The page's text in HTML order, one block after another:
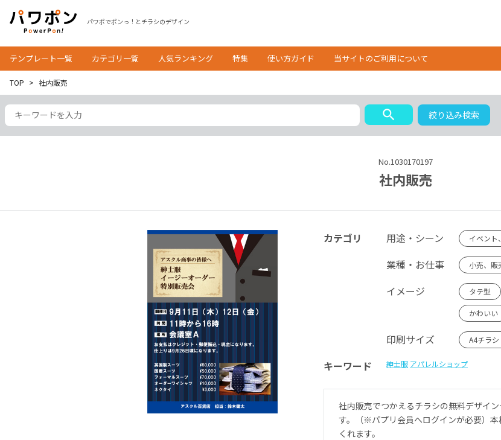
パワポでポンっ！とチラシのデザイン
テンプレート一覧 カテゴリ一覧 人気ランキング 特集 使い方ガイド 当サイトのご利用について
TOP 社内販売
search 絞り込み検索
No.1030170197
社内販売
カテゴリ 用途・シーン イベント
業種・お仕事 小売、販
イメージ タテ型
かわいい
印刷サイズ A4チラシ
キーワード 紳士服 アパレルショップ
社内販売でつかえるチラシの無料デザイ
す。（※パプリ会員へログインが必要）
くれます。